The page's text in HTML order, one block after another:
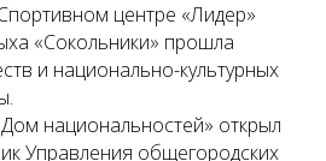
центре «Лидер»
«Сокольники» прошла
и национально-культурных
национальностей» открыл
Управления общегородских